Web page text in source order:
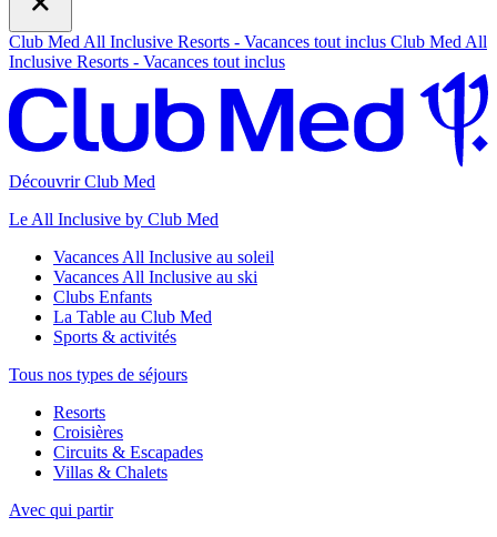
Club Med All Inclusive Resorts - Vacances tout inclus Club Med All
Inclusive Resorts - Vacances tout inclus
Découvrir Club Med
Le All Inclusive by Club Med
Vacances All Inclusive au soleil
Vacances All Inclusive au ski
Clubs Enfants
La Table au Club Med
Sports & activités
Tous nos types de séjours
Resorts
Croisières
Circuits & Escapades
Villas & Chalets
Avec qui partir